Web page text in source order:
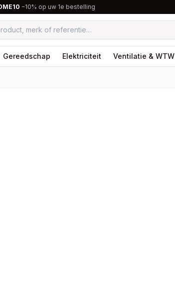
−10% op uw 1e bestelling
Gereedschap Elektriciteit Ventilatie & WTW